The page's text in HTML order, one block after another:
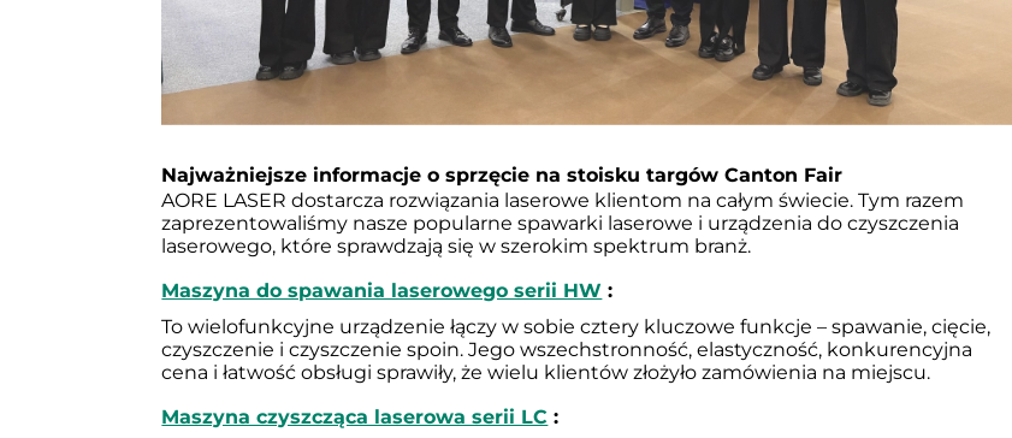
Najważniejsze informacje o sprzęcie na stoisku targów Canton Fair
AORE LASER dostarcza rozwiązania laserowe klientom na całym świecie. Tym razem
zaprezentowaliśmy nasze popularne spawarki laserowe i urządzenia do czyszczenia
laserowego, które sprawdzają się w szerokim spektrum branż.
Maszyna do spawania laserowego serii HW :
To wielofunkcyjne urządzenie łączy w sobie cztery kluczowe funkcje – spawanie, cięcie,
czyszczenie i czyszczenie spoin. Jego wszechstronność, elastyczność, konkurencyjna
cena i łatwość obsługi sprawiły, że wielu klientów złożyło zamówienia na miejscu.
Maszyna czyszcząca laserowa serii LC :